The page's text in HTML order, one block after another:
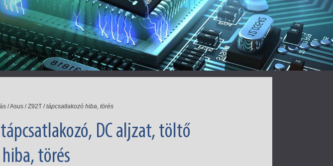
/Asus/Z92T/tápcsatlakozó hiba, törés
DC aljzat, töltő
törés